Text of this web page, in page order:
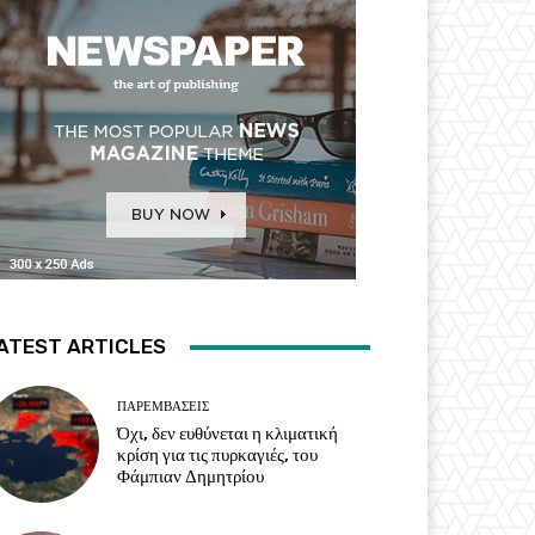
ARTICLES
ΠΑΡΕΜΒΑΣΕΙΣ
Όχι, δεν ευθύνεται η κλιματική
κρίση για τις πυρκαγιές, του
Φάμπιαν Δημητρίου